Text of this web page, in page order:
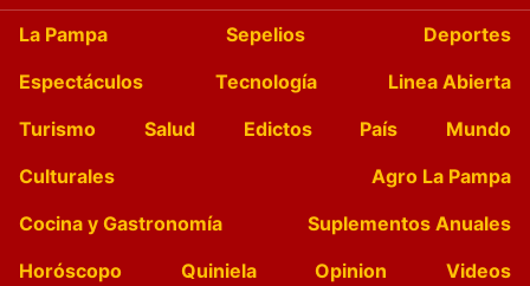
La Pampa Sepelios
Deportes
Espectáculos
Tecnología
Linea Abierta
Turismo
Salud Edictos País
Mundo
Culturales
Agro La Pampa
Cocina y Gastronomía
Suplementos Anuales
Horóscopo
Quiniela Opinion
Videos